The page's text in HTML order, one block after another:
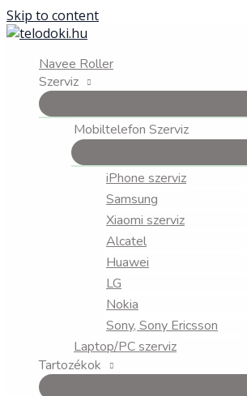
Skip to content
Navee Roller
Szerviz
Mobiltelefon Szerviz
iPhone szerviz
Samsung
Xiaomi szerviz
Alcatel
Huawei
LG
Nokia
Sony, Sony Ericsson
Laptop/PC szerviz
Tartozékok